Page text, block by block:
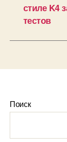
стиле K4
тестов
Поиск